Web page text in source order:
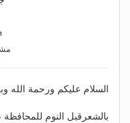
السلام عليكم ورحمة الله
بالشعرقبل النوم